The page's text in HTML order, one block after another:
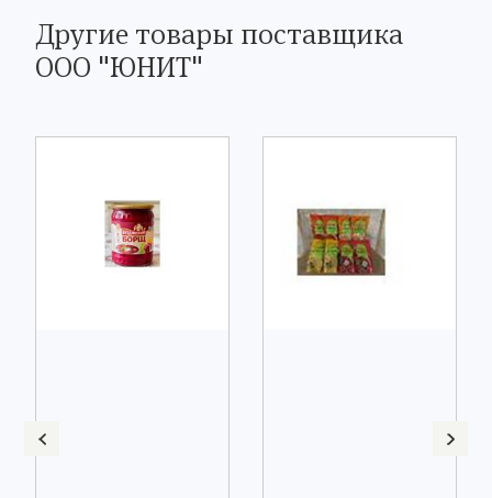
Другие товары поставщика
ООО "ЮНИТ"